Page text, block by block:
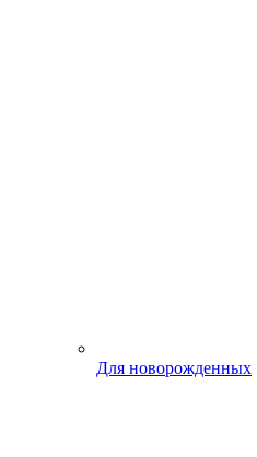
Для новорожденных